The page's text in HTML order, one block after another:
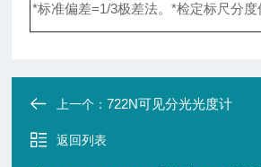
*标准偏差=1/3极差法。*检定标尺分度
上一个：722N可见分光光度计
返回列表